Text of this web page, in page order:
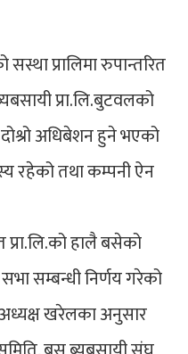
प्रालिमा रुपान्तरित
प्रा.लि.बुटवलको
अधिबेशन हुने भएको
रहेको तथा कम्पनी ऐन
हालै बसेको
सम्बन्धी निर्णय गरेको
खरेलका अनुसार